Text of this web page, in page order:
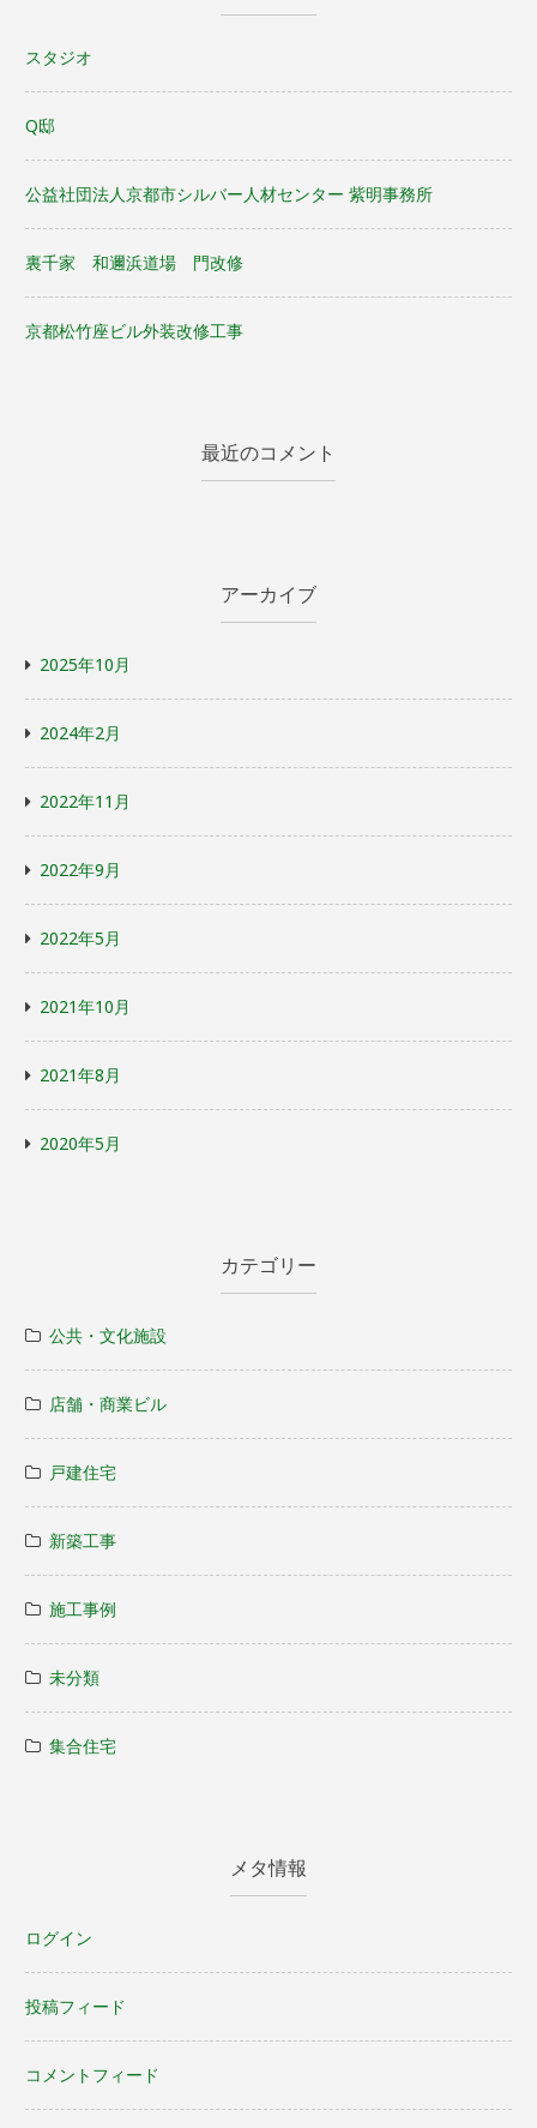
スタジオ
Q邸
公益社団法人京都市シルバー人材センター 紫明事務所
裏千家 和邇浜道場 門改修
京都松竹座ビル外装改修工事
最近のコメント
アーカイブ
2025年10月
2024年2月
2022年11月
2022年9月
2022年5月
2021年10月
2021年8月
2020年5月
カテゴリー
公共・文化施設
店舗・商業ビル
戸建住宅
新築工事
施工事例
未分類
集合住宅
メタ情報
ログイン
投稿フィード
コメントフィード